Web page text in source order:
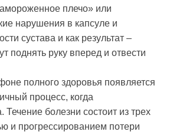
плечо» или
нарушения в капсуле и
сустава и как результат –
поднять руку вперед и отвести
полного здоровья появляется
процесс, когда
болезни состоит из трех
и прогрессированием потери